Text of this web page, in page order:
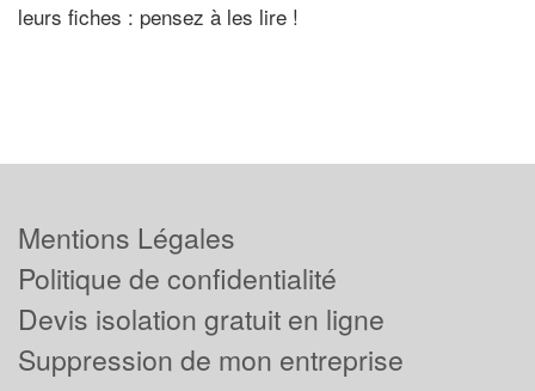
leurs fiches : pensez à les lire !
Mentions Légales
Politique de confidentialité
Devis isolation gratuit en ligne
Suppression de mon entreprise